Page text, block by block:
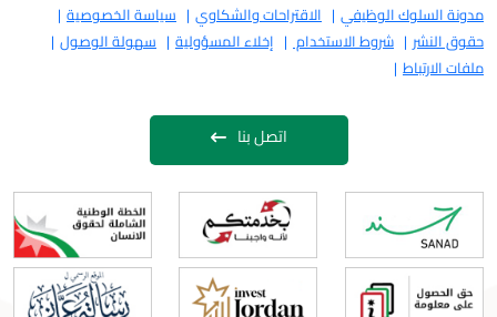
مدونة السلوك الوظيفي الاقتراحات والشكاوي
سياسة الخصوصية
حقوق النشر
شروط الاستخدام إخلاء المسؤولية
سهولة الوصول
ملفات الارتباط
اتصل بنا